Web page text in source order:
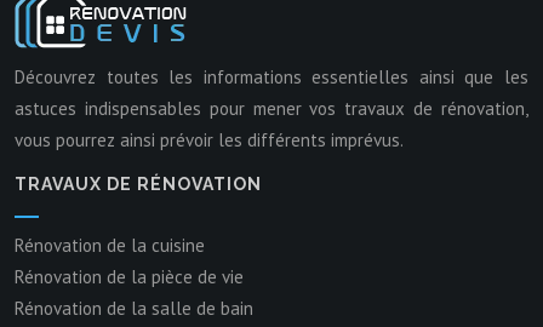
Découvrez toutes les informations essentielles ainsi que les
astuces indispensables pour mener vos travaux de rénovation,
vous pourrez ainsi prévoir les différents imprévus.
TRAVAUX DE RÉNOVATION
Rénovation de la cuisine
Rénovation de la pièce de vie
Rénovation de la salle de bain